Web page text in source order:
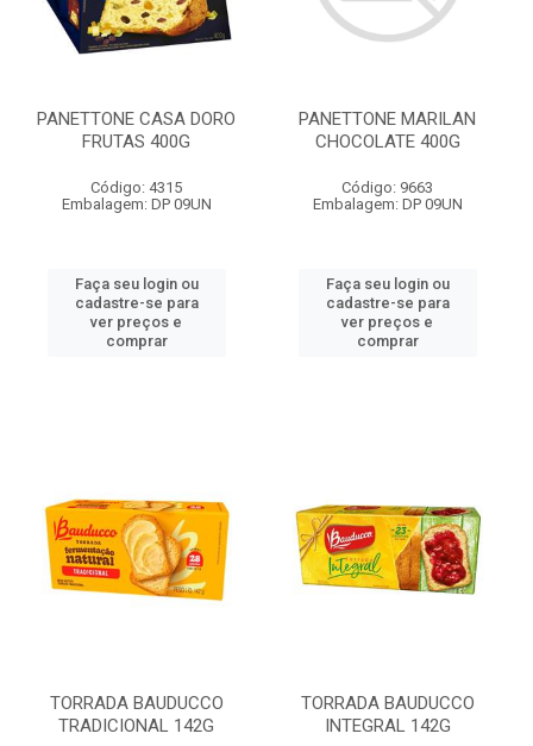
PANETTONE CASA DORO
FRUTAS 400G
Código: 4315
Embalagem: DP 09UN
Faça seu login ou
cadastre-se para
ver preços e
comprar
PANETTONE MARILAN
CHOCOLATE 400G
Código: 9663
Embalagem: DP 09UN
Faça seu login ou
cadastre-se para
ver preços e
comprar
TORRADA BAUDUCCO
TRADICIONAL 142G
TORRADA BAUDUCCO
INTEGRAL 142G